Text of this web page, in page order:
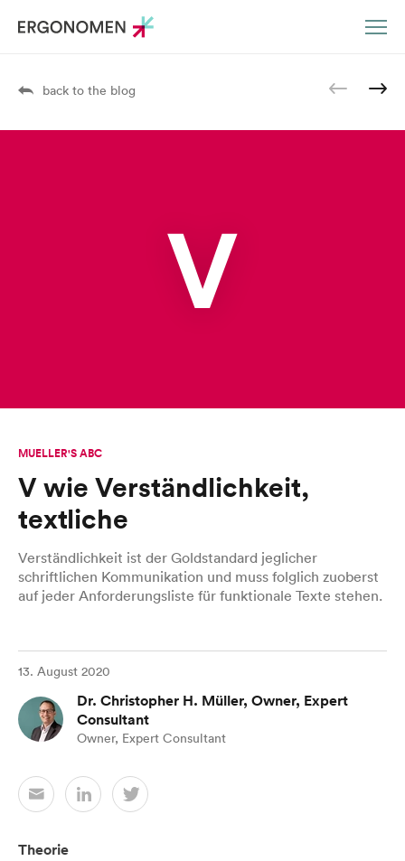
V
back to the blog
MUELLER'S ABC
V wie Verständlichkeit,
textliche
Verständlichkeit ist der Goldstandard jeglicher
schriftlichen Kommunikation und muss folglich zuoberst
auf jeder Anforderungsliste für funktionale Texte stehen.
13. August 2020
Dr. Christopher H. Müller, Owner, Expert
Consultant
Owner, Expert Consultant
Theorie
DE EN